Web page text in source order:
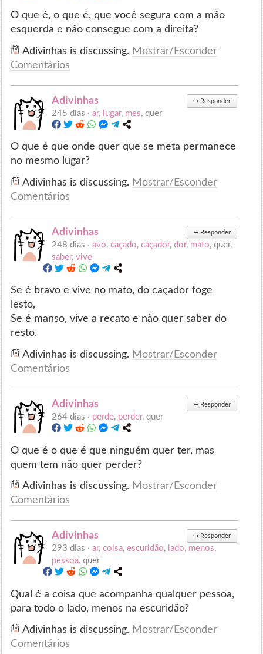
O que é, o que é, que você segura com a mão
esquerda e não consegue com a direita?
Adivinhas is discussing. Mostrar/Esconder
Comentários
Adivinhas ↪ Responder
245 dias ·ar, lugar, mes, quer
O que é que onde quer que se meta permanece
no mesmo lugar?
Adivinhas is discussing. Mostrar/Esconder
Comentários
Adivinhas ↪ Responder
248 dias ·avo,caçado,caçador,dor, mato, quer,
saber,vive
Se é bravo e vive no mato, do caçador foge
lesto,
Se é manso, vive a recato e não quer saber do
resto.
Adivinhas is discussing. Mostrar/Esconder
Comentários
Adivinhas ↪ Responder
264 dias · perde, perder, quer
O que é o que é que ninguém quer ter, mas
quem tem não quer perder?
Adivinhas is discussing. Mostrar/Esconder
Comentários
Adivinhas ↪ Responder
293 dias ·ar,coisa,escuridão, lado, menos,
pessoa, quer
Qual é a coisa que acompanha qualquer pessoa,
para todo o lado, menos na escuridão?
Adivinhas is discussing. Mostrar/Esconder
Comentários